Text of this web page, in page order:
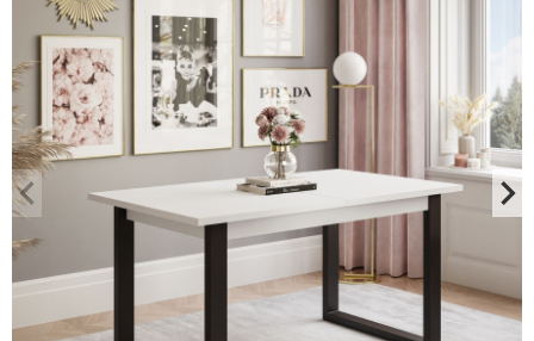
Zurück
keyboard_arrow_left keyboard_arrow_right